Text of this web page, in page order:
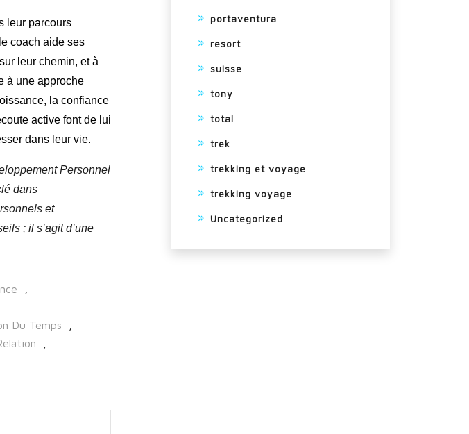
leur parcours
coach aide ses
leur chemin, et à
à une approche
la confiance
active font de lui
dans leur vie.
Personnel
dans
et
; il s’agit d’une
Du Temps
portaventura
resort
suisse
tony
total
trek
trekking et voyage
trekking voyage
Uncategorized